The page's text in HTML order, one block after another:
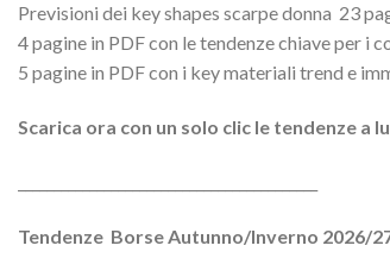
Previsioni dei key shapes scarpe donna 23
4 pagine in PDF con le tendenze chiave per i
5 pagine in PDF con i key materiali trend e
Scarica ora con un solo clic le tendenze a
Tendenze Borse Autunno/Inverno 2026/